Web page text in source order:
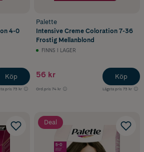
4-0
pris 73 kr
Köp
Palette
Intensive Creme Coloration 7-36
Frostig Mellanblond
FINNS I LAGER
56 kr
Ord.pris 74 kr Lägsta pris 73 kr
Köp
Deal